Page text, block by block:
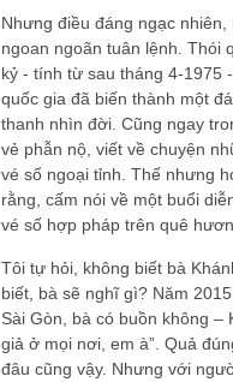
Nhưng điều đáng ngạc
ngoan ngoãn tuân lệnh. Thói
kỷ - tính từ sau tháng 4-1975
quốc gia đã biến thành một
thanh nhìn đời. Cũng ngay
vẻ phẫn nộ, viết về chuyện
vé số ngoại tỉnh. Thế nhưng
rằng, cấm nói về một buổi
vé số hợp pháp trên quê
Tôi tự hỏi, không biết bà
biết, bà sẽ nghĩ gì? Năm
Sài Gòn, bà có buồn không –
giả ở mọi nơi, em à”. Quả
đâu cũng vậy. Nhưng với